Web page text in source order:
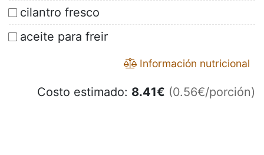
cilantro fresco
aceite para freir
Información nutricional
Costo estimado: 8.41€ (0.56€/porción)